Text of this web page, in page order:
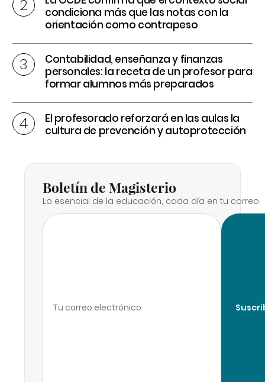
condiciona más que las notas con la
orientación como contrapeso
Contabilidad, enseñanza y finanzas
personales: la receta de un profesor para
formar alumnos más preparados
El profesorado reforzará en las aulas la
cultura de prevención y autoprotección
Boletín de Magisterio
Lo esencial de la educación, cada día en tu correo.